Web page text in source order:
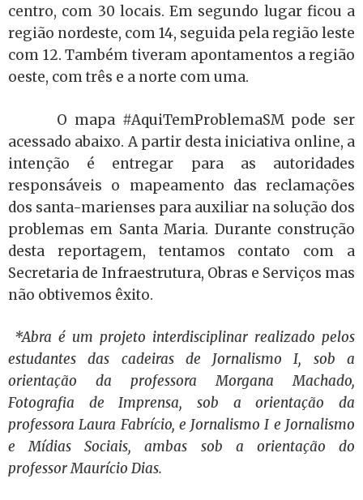
centro, com 30 locais. Em segundo lugar ficou a
região nordeste, com 14, seguida pela região leste
com 12. Também tiveram apontamentos a região
oeste, com três e a norte com uma.
O mapa #AquiTemProblemaSM pode ser
acessado abaixo. A partir desta iniciativa online, a
intenção é entregar para as autoridades
responsáveis o mapeamento das reclamações
dos santa-marienses para auxiliar na solução dos
problemas em Santa Maria. Durante construção
desta reportagem, tentamos contato com a
Secretaria de Infraestrutura, Obras e Serviços mas
não obtivemos êxito.
*Abra é um projeto interdisciplinar realizado pelos
estudantes das cadeiras de Jornalismo I, sob a
orientação da professora Morgana Machado,
Fotografia de Imprensa, sob a orientação da
professora Laura Fabrício, e Jornalismo I e Jornalismo
e Mídias Sociais, ambas sob a orientação do
professor Maurício Dias.